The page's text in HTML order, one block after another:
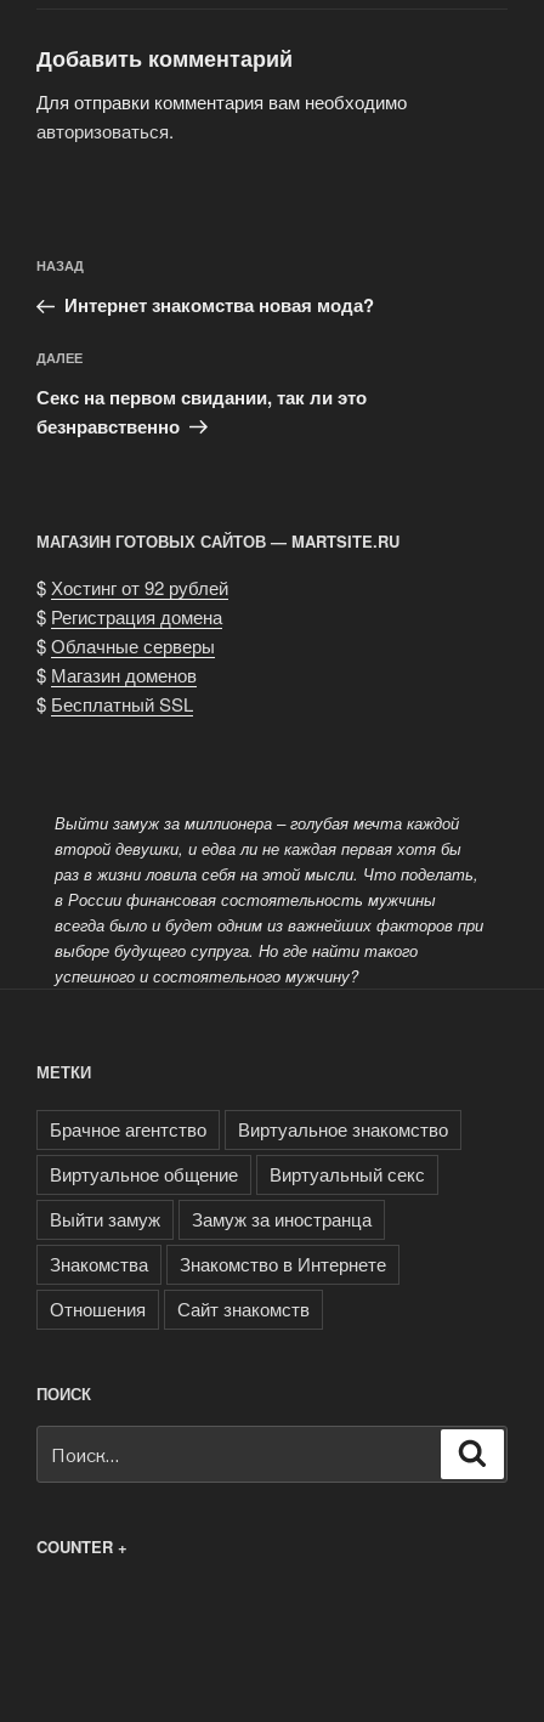
Добавить комментарий
Для отправки комментария вам необходимо
авторизоваться.
по
записям
Предыдущая
запись:
НАЗАД
Интернет знакомства новая мода?
Следующая
запись
ДАЛЕЕ
Секс на первом свидании, так ли это
безнравственно
МАГАЗИН ГОТОВЫХ САЙТОВ — MARTSITE.RU
$Хостинг от 92 рублей
$ Регистрация домена
$Облачные серверы
$ Магазин доменов
$ Бесплатный SSL
Выйти замуж за миллионера – голубая мечта каждой
второй девушки, и едва ли не каждая первая хотя бы
раз в жизни ловила себя на этой мысли. Что поделать,
в России финансовая состоятельность мужчины
всегда было и будет одним из важнейших факторов при
выборе будущего супруга. Но где найти такого
успешного и состоятельного мужчину?
МЕТКИ
Брачное агентство
Виртуальное знакомство
Виртуальное общение
Виртуальный секс
Выйти замуж
Замуж за иностранца
Знакомства
Знакомство в Интернете
Отношения
Сайт знакомств
ПОИСК
COUNTER +